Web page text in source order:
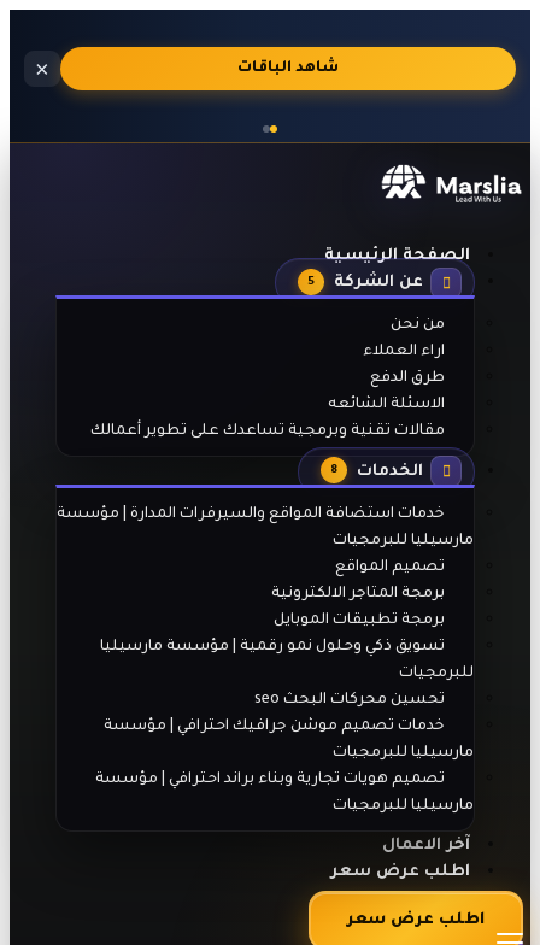
🔥
مع
تفعيل
بعد
الدفع
شاهد الباقات ×
الصفحة الرئيسية
عن الشركة
5
من نحن
اراء العملاء
طرق الدفع
الاسئلة الشائعه
مقالات تقنية وبرمجية تساعدك على تطوير أعمالك
الخدمات 8
خدمات استضافة المواقع والسيرفرات المدارة | مؤسسة
مارسيليا للبرمجيات
تصميم المواقع
برمجة المتاجر الالكترونية
برمجة تطبيقات الموبايل
تسويق ذكي وحلول نمو رقمية | مؤسسة مارسيليا
للبرمجيات
تحسين محركات البحث seo
خدمات تصميم موشن جرافيك احترافي | مؤسسة
مارسيليا للبرمجيات
تصميم هويات تجارية وبناء براند احترافي | مؤسسة
مارسيليا للبرمجيات
آخر الاعمال
اطلب عرض سعر
اطلب عرض سعر